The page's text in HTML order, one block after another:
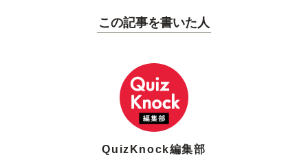
この記事を書いた人
QuizKnock編集部